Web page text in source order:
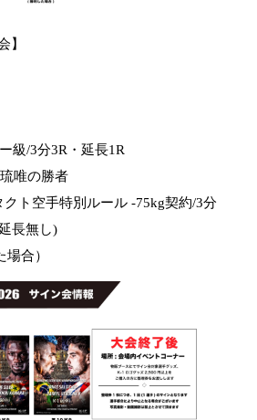
】
級/3分3R・延長1R
唯の勝者
クト空手特別ルール -75kg契約/3分
長無し)
合）